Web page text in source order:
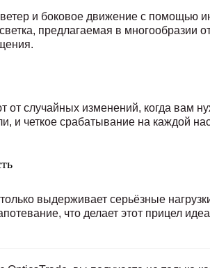
и боковое движение с помощью
предлагаемая в многообразии
случайных изменений, когда вам
и четкое срабатывание на каждой
выдерживает серьёзные
что делает этот прицел